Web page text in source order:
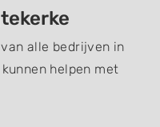
alle bedrijven in
helpen met